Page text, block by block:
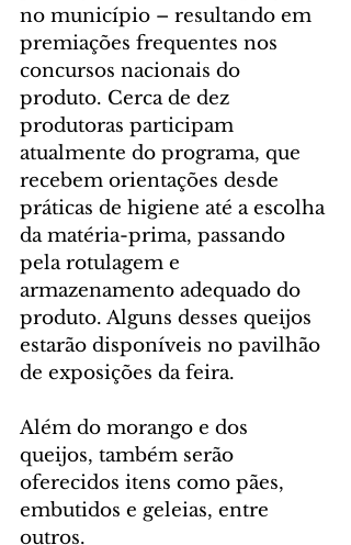
no município – resultando em
premiações frequentes nos
concursos nacionais do
produto. Cerca de dez
produtoras participam
atualmente do programa, que
recebem orientações desde
práticas de higiene até a escolha
da matéria-prima, passando
pela rotulagem e
armazenamento adequado do
produto. Alguns desses queijos
estarão disponíveis no pavilhão
de exposições da feira.
Além do morango e dos
queijos, também serão
oferecidos itens como pães,
embutidos e geleias, entre
outros.